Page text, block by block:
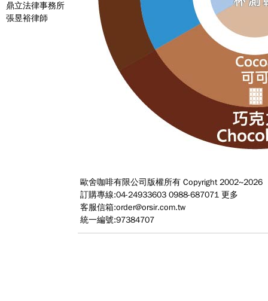
鼎立法律事務所
張昱裕律師
歐舍咖啡有限公司 版權所有 Copyright 2002~2026
訂購專線:04-24933603 0988-687071 更多
客服信箱:order@orsir.com.tw
統一編號:97384707